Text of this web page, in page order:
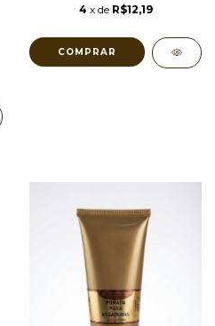
4 x de R$12,19
COMPRAR